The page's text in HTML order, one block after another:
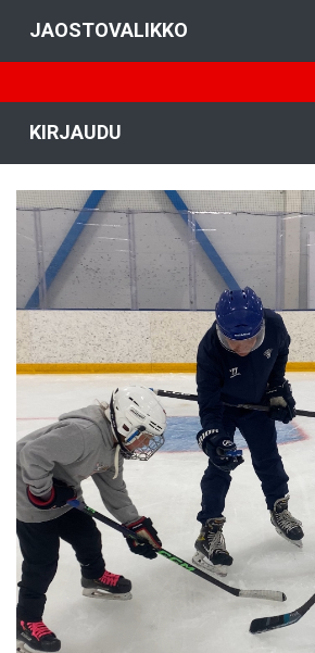
JAOSTOVALIKKO
KIRJAUDU